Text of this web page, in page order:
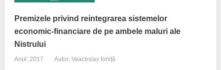
Premizele privind reintegrarea sistemelor
economic-financiare de pe ambele maluri ale
Nistrului
Anul: 2017 Autor: Veaceslav Ioniță